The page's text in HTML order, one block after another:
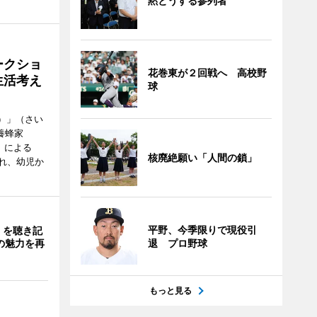
ショ
考え
」（さい
蜂家
による
、幼児か
を聴き記
魅力を再
花巻東が２回戦へ 高校野
球
核廃絶願い「人間の鎖」
平野、今季限りで現役引
退 プロ野球
もっと見る